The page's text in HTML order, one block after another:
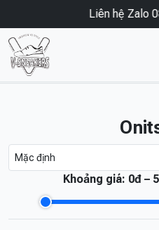
Liên hệ Zalo
Khoảng giá: 0đ –